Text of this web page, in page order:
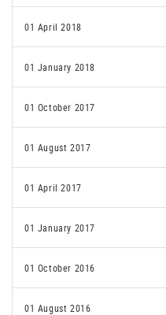
01 April 2018
01 January 2018
01 October 2017
01 August 2017
01 April 2017
01 January 2017
01 October 2016
01 August 2016